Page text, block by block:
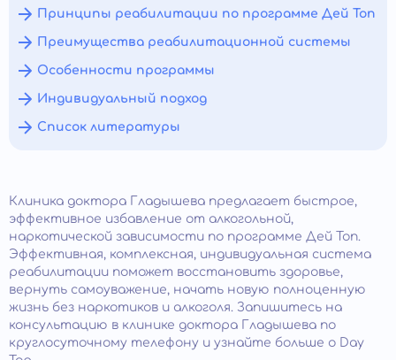
Принципы реабилитации по программе Дей Топ
Преимущества реабилитационной системы
Особенности программы
Индивидуальный подход
Список литературы
Клиника доктора Гладышева предлагает быстрое,
эффективное избавление от алкогольной,
наркотической зависимости по программе Дей Топ.
Эффективная, комплексная, индивидуальная система
реабилитации поможет восстановить здоровье,
вернуть самоуважение, начать новую полноценную
жизнь без наркотиков и алкоголя. Запишитесь на
консультацию в клинике доктора Гладышева по
круглосуточному телефону и узнайте больше о Day